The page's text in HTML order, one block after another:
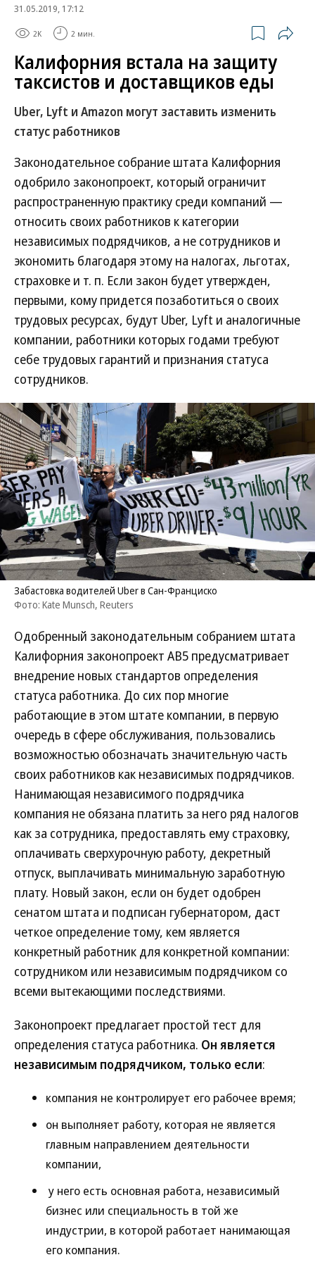
31.05.2019, 17:12
2K 2 мин.
Калифорния встала на защиту
таксистов и доставщиков еды
Uber, Lyft и Amazon могут заставить изменить
статус работников
Законодательное собрание штата Калифорния
одобрило законопроект, который ограничит
распространенную практику среди компаний —
относить своих работников к категории
независимых подрядчиков, а не сотрудников и
экономить благодаря этому на налогах, льготах,
страховке и т. п. Если закон будет утвержден,
первыми, кому придется позаботиться о своих
трудовых ресурсах, будут Uber, Lyft и аналогичные
компании, работники которых годами требуют
себе трудовых гарантий и признания статуса
сотрудников.
Забастовка водителей Uber в Сан-Франциско
Фото: Kate Munsch, Reuters
Одобренный законодательным собранием штата
Калифорния законопроект AB5 предусматривает
внедрение новых стандартов определения
статуса работника. До сих пор многие
работающие в этом штате компании, в первую
очередь в сфере обслуживания, пользовались
возможностью обозначать значительную часть
своих работников как независимых подрядчиков.
Нанимающая независимого подрядчика
компания не обязана платить за него ряд налогов
как за сотрудника, предоставлять ему страховку,
оплачивать сверхурочную работу, декретный
отпуск, выплачивать минимальную заработную
плату. Новый закон, если он будет одобрен
сенатом штата и подписан губернатором, даст
четкое определение тому, кем является
конкретный работник для конкретной компании:
сотрудником или независимым подрядчиком со
всеми вытекающими последствиями.
Законопроект предлагает простой тест для
определения статуса работника. Он является
независимым подрядчиком, только если:
компания не контролирует его рабочее время;
он выполняет работу, которая не является
главным направлением деятельности
компании,
у него есть основная работа, независимый
бизнес или специальность в той же
индустрии, в которой работает нанимающая
его компания.